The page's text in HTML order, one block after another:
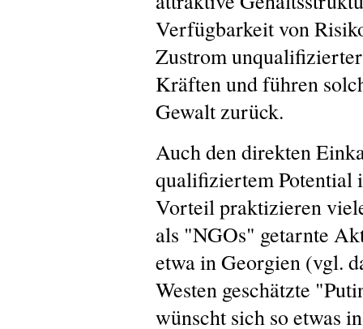
Verfügbarkeit von
Zustrom
Kräften und führen
Gewalt zurück.
Auch den direkten
qualifiziertem Potential
Vorteil praktizieren
als "NGOs" getarnte
etwa in Georgien (vgl.
Westen geschätzte
wünscht sich so etwas